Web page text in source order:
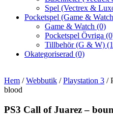
Spel (Vectrex &
Pocketspel (Game &
Game & Watch (0)
Pocketspel Övriga
Tillbehör (G & W)
Okategoriserad (0)
Hem /Webbutik /Playstation 3 /
blood
PS3 Call of Juarez –